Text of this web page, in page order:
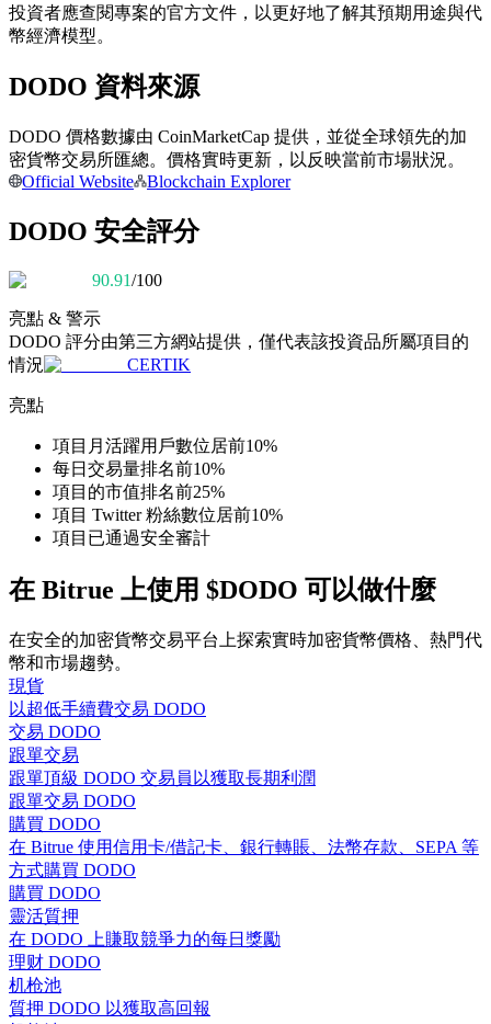
成為跟單交易員
坐享盈利分成和跟單分傭
包含交易情況等的大數據分析
合約指南
合約功能使用指南
交易策略
學習如何保持盈利
投資者應查閱專案的官方文件，以更好地了解其預期用途與代
幣經濟模型。
DODO 資料來源
DODO 價格數據由 CoinMarketCap 提供，並從全球領先的加
密貨幣交易所匯總。價格實時更新，以反映當前市場狀況。
Official Website
Blockchain Explorer
DODO 安全評分
90.91/100
亮點 & 警示
DODO 評分由第三方網站提供，僅代表該投資品所屬項目的
情況
CERTIK
亮點
項目月活躍用戶數位居前10%
每日交易量排名前10%
項目的市值排名前25%
項目 Twitter 粉絲數位居前10%
項目已通過安全審計
在 Bitrue 上使用 $DODO 可以做什麼
在安全的加密貨幣交易平台上探索實時加密貨幣價格、熱門代
幣和市場趨勢。
現貨
以超低手續費交易 DODO
交易 DODO
跟單交易
跟單頂級 DODO 交易員以獲取長期利潤
跟單交易 DODO
購買 DODO
在 Bitrue 使用信用卡/借記卡、銀行轉賬、法幣存款、SEPA 等
方式購買 DODO
購買 DODO
靈活質押
在 DODO 上賺取競爭力的每日獎勵
理财 DODO
机枪池
質押 DODO 以獲取高回報